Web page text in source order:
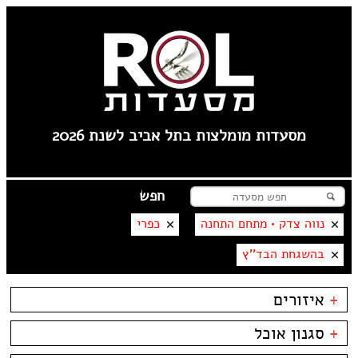
מסעדות מומלצות בתל אביב לשנת 2026
נווה צדק • מתחם התחנה
כפרי
בהשגחת הבד''ץ
+ איזורים
תל אביב
פלורנטין
+ סגנון אוכל